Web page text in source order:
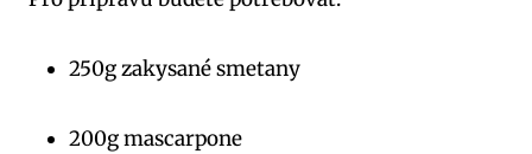
250g zakysané ⁣smetany
200g​ mascarpone